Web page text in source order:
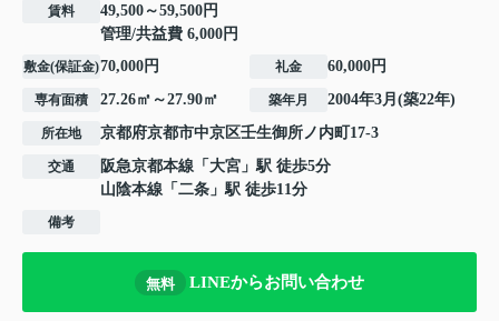
賃料
49,500～59,500円
管理/共益費 6,000円
敷金(保証金)70,000円 礼金 60,000円
専有面積 27.26㎡～27.90㎡ 築年月 2004年3月(築22年)
所在地 京都府京都市中京区壬生御所ノ内町 17-3
交通 阪急京都本線 「 大宮 」駅 徒歩5分
山陰本線 「 二条 」駅 徒歩11分
備考
無料 LINEからお問い合わせ